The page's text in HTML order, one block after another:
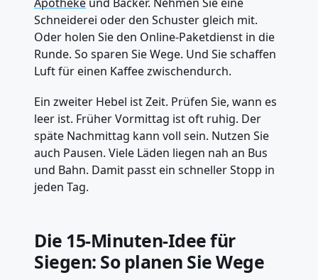
Schneiderei oder den Schuster gleich mit.
Oder holen Sie den Online-Paketdienst in die
Runde. So sparen Sie Wege. Und Sie schaffen
Luft für einen Kaffee zwischendurch.
Ein zweiter Hebel ist Zeit. Prüfen Sie, wann es
leer ist. Früher Vormittag ist oft ruhig. Der
späte Nachmittag kann voll sein. Nutzen Sie
auch Pausen. Viele Läden liegen nah an Bus
und Bahn. Damit passt ein schneller Stopp in
jeden Tag.
Die 15-Minuten-Idee für
Siegen: So planen Sie Wege